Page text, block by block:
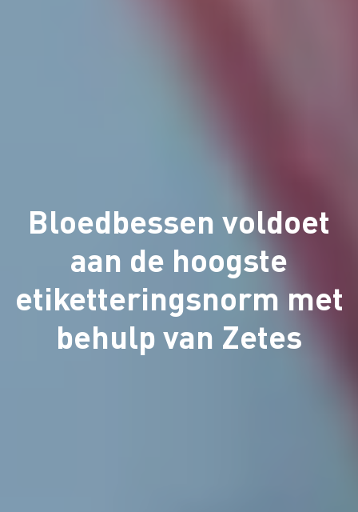
Bloedbessen voldoet
aan de hoogste
etiketteringsnorm met
behulp van Zetes